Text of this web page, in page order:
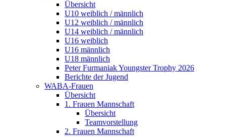
Übersicht
U10 weiblich / männlich
U12 weiblich / männlich
U14 weiblich / männlich
U16 weiblich
U16 männlich
U18 männlich
Peter Furmaniak Youngster Trophy 2026
Berichte der Jugend
WABA-Frauen
Übersicht
1. Frauen Mannschaft
Übersicht
Teamvorstellung
2. Frauen Mannschaft